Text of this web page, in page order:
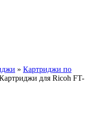
» Картриджи по
для Ricoh FT-